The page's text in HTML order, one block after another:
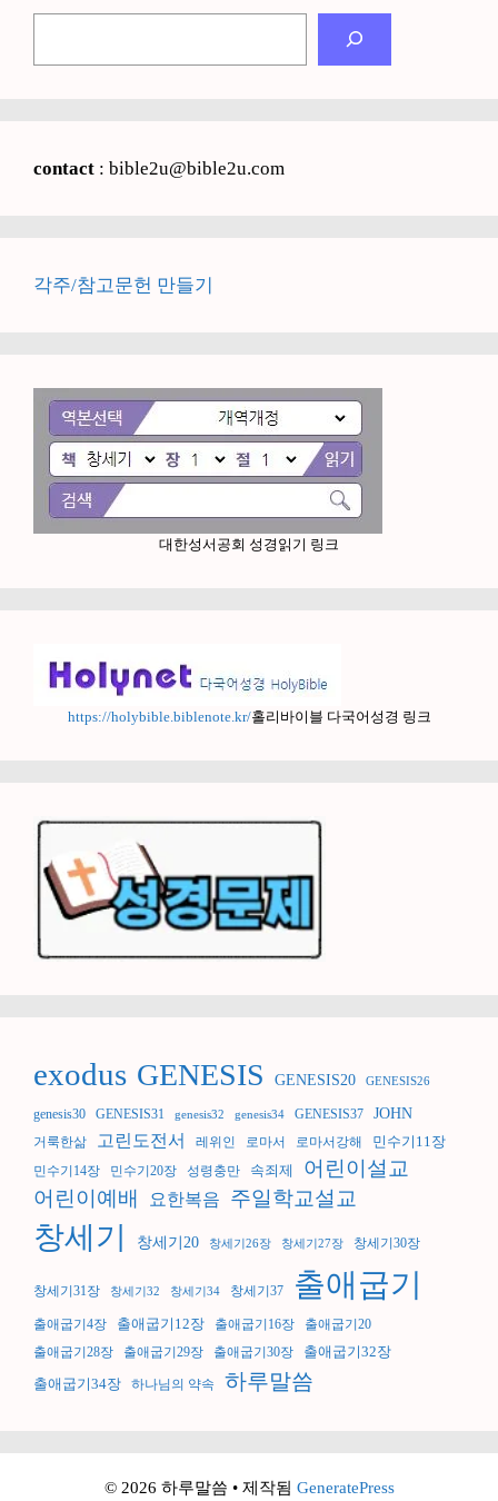
contact : bible2u@bible2u.com
각주/참고문헌 만들기
대한성서공회 성경읽기 링크
https://holybible.biblenote.kr/홀리바이블 다국어성경 링크
exodus GENESIS GENESIS20 GENESIS26
genesis30 GENESIS31 genesis32 genesis34 GENESIS37 JOHN
거룩한삶 고린도전서 레위인 로마서 로마서강해 민수기11장
민수기14장 민수기20장 성령충만 속죄제
어린이설교
어린이예배
요한복음 주일학교설교
창세기 창세기20 창세기26장 창세기27장 창세기30장
창세기31장 창세기32 창세기34 창세기37 출애굽기
출애굽기4장 출애굽기12장 출애굽기16장
출애굽기20
출애굽기28장
출애굽기29장 출애굽기30장 출애굽기32장
출애굽기34장 하나님의 약속 하루말씀
© 2026 하루말씀 • 제작됨 GeneratePress